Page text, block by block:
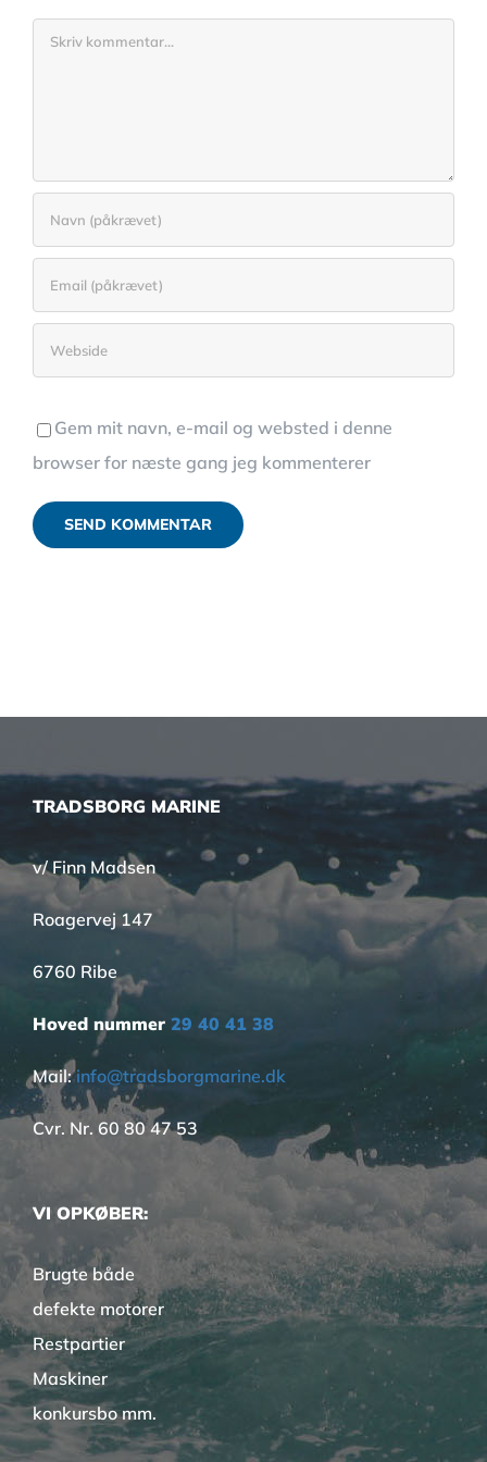
Comment
Gem mit navn, e-mail og websted i denne
browser for næste gang jeg kommenterer
TRADSBORG MARINE
v/ Finn Madsen
Roagervej 147
6760 Ribe
Hoved nummer 29 40 41 38
Mail:info@tradsborgmarine.dk
Cvr. Nr. 60 80 47 53
VI OPKØBER:
Brugte både
defekte motorer
Restpartier
Maskiner
konkursbo mm.